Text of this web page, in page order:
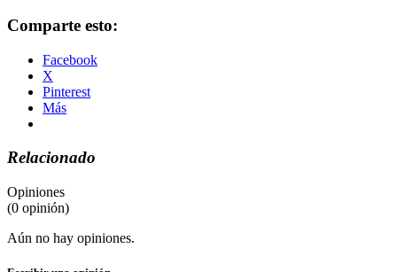
Comparte esto:
Facebook
X
Pinterest
Más
Relacionado
Opiniones
(0 opinión)
Aún no hay opiniones.